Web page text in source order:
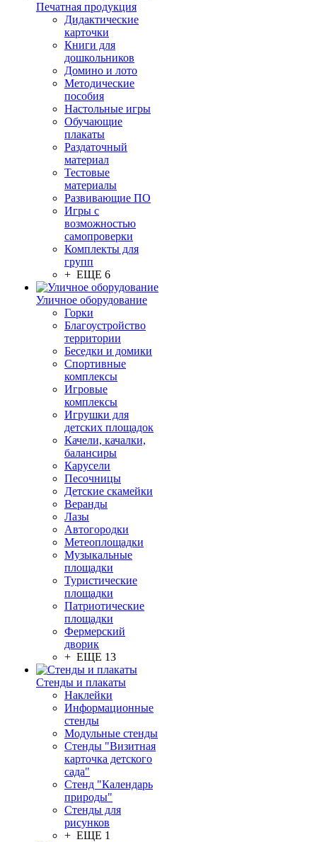
Печатная продукция
Дидактические
карточки
Книги для
дошкольников
Домино и лото
Методические
пособия
Настольные игры
Обучающие
плакаты
Раздаточный
материал
Тестовые
материалы
Развивающие ПО
Игры с
возможностью
самопроверки
Комплекты для
групп
+ ЕЩЕ 6
Уличное оборудование
Горки
Благоустройство
территории
Беседки и домики
Спортивные
комплексы
Игровые
комплексы
Игрушки для
детских площадок
Качели, качалки,
балансиры
Карусели
Песочницы
Детские скамейки
Веранды
Лазы
Автогородки
Метеоплощадки
Музыкальные
площадки
Туристические
площадки
Патриотические
площадки
Фермерский
дворик
+ ЕЩЕ 13
Стенды и плакаты
Наклейки
Информационные
стенды
Модульные стенды
Стенды "Визитная
карточка детского
сада"
Стенд "Календарь
природы"
Стенды для
рисунков
+ ЕЩЕ 1